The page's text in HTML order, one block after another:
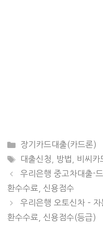
CATEGORIES
장기카드대출(카드론)
TAGS
대출신청 방법 비씨카
우리은행 중고차대출-
환수수료, 신용점수
우리은행 오토신차 –
환수수료, 신용점수(등급)